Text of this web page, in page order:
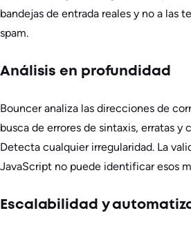
bandejas de entrada reales y no a las
spam.
Análisis en profundidad
Bouncer analiza las direcciones de
busca de errores de sintaxis, erratas y
Detecta cualquier irregularidad. La
JavaScript no puede identificar esos
Escalabilidad y